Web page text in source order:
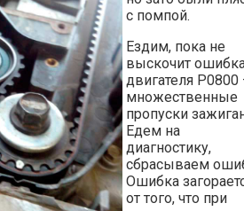
с помпой.
Ездим, пока не
выскочит
двигателя P0800
множественные
пропуски
Едем на
диагностику,
сбрасываем
Ошибка
от того, что при